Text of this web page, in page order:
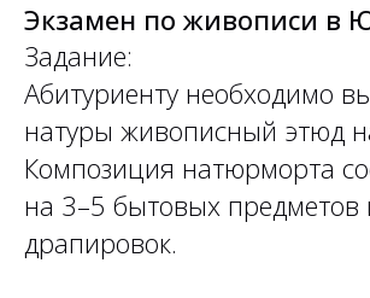
Экзамен по живописи в
Задание:
Абитуриенту необходимо
натуры живописный этюд
Композиция натюрморта
на 3–5 бытовых предметов
драпировок.